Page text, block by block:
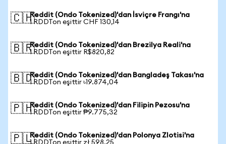
🇨🇭Reddit (Ondo Tokenized)'dan İsviçre Frangı'na
1 RDDTon eşittir CHF 130,14
🇧🇷Reddit (Ondo Tokenized)'dan Brezilya Reali'na
1 RDDTon eşittir R$820,82
🇧🇩Reddit (Ondo Tokenized)'dan Bangladeş Takası'na
1 RDDTon eşittir ৳19.874,04
🇵🇭Reddit (Ondo Tokenized)'dan Filipin Pezosu'na
1 RDDTon eşittir ₱9.775,32
🇵🇱Reddit (Ondo Tokenized)'dan Polonya Zlotisi'na
1 RDDTon eşittir zł 598,25